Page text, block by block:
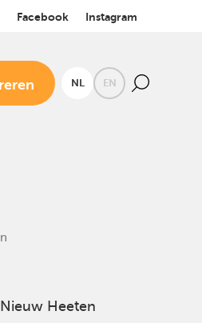
Facebook Instagram
NL EN
Heeten